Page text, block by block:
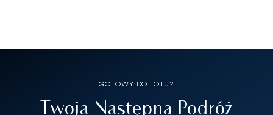
GOTOWY DO LOTU?
Twoja Następna Podróż